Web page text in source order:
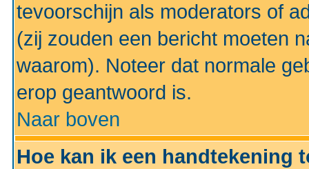
tevoorschijn als moderators of
(zij zouden een bericht moeten
waarom). Noteer dat normale
erop geantwoord is.
Naar boven
Hoe kan ik een handtekening